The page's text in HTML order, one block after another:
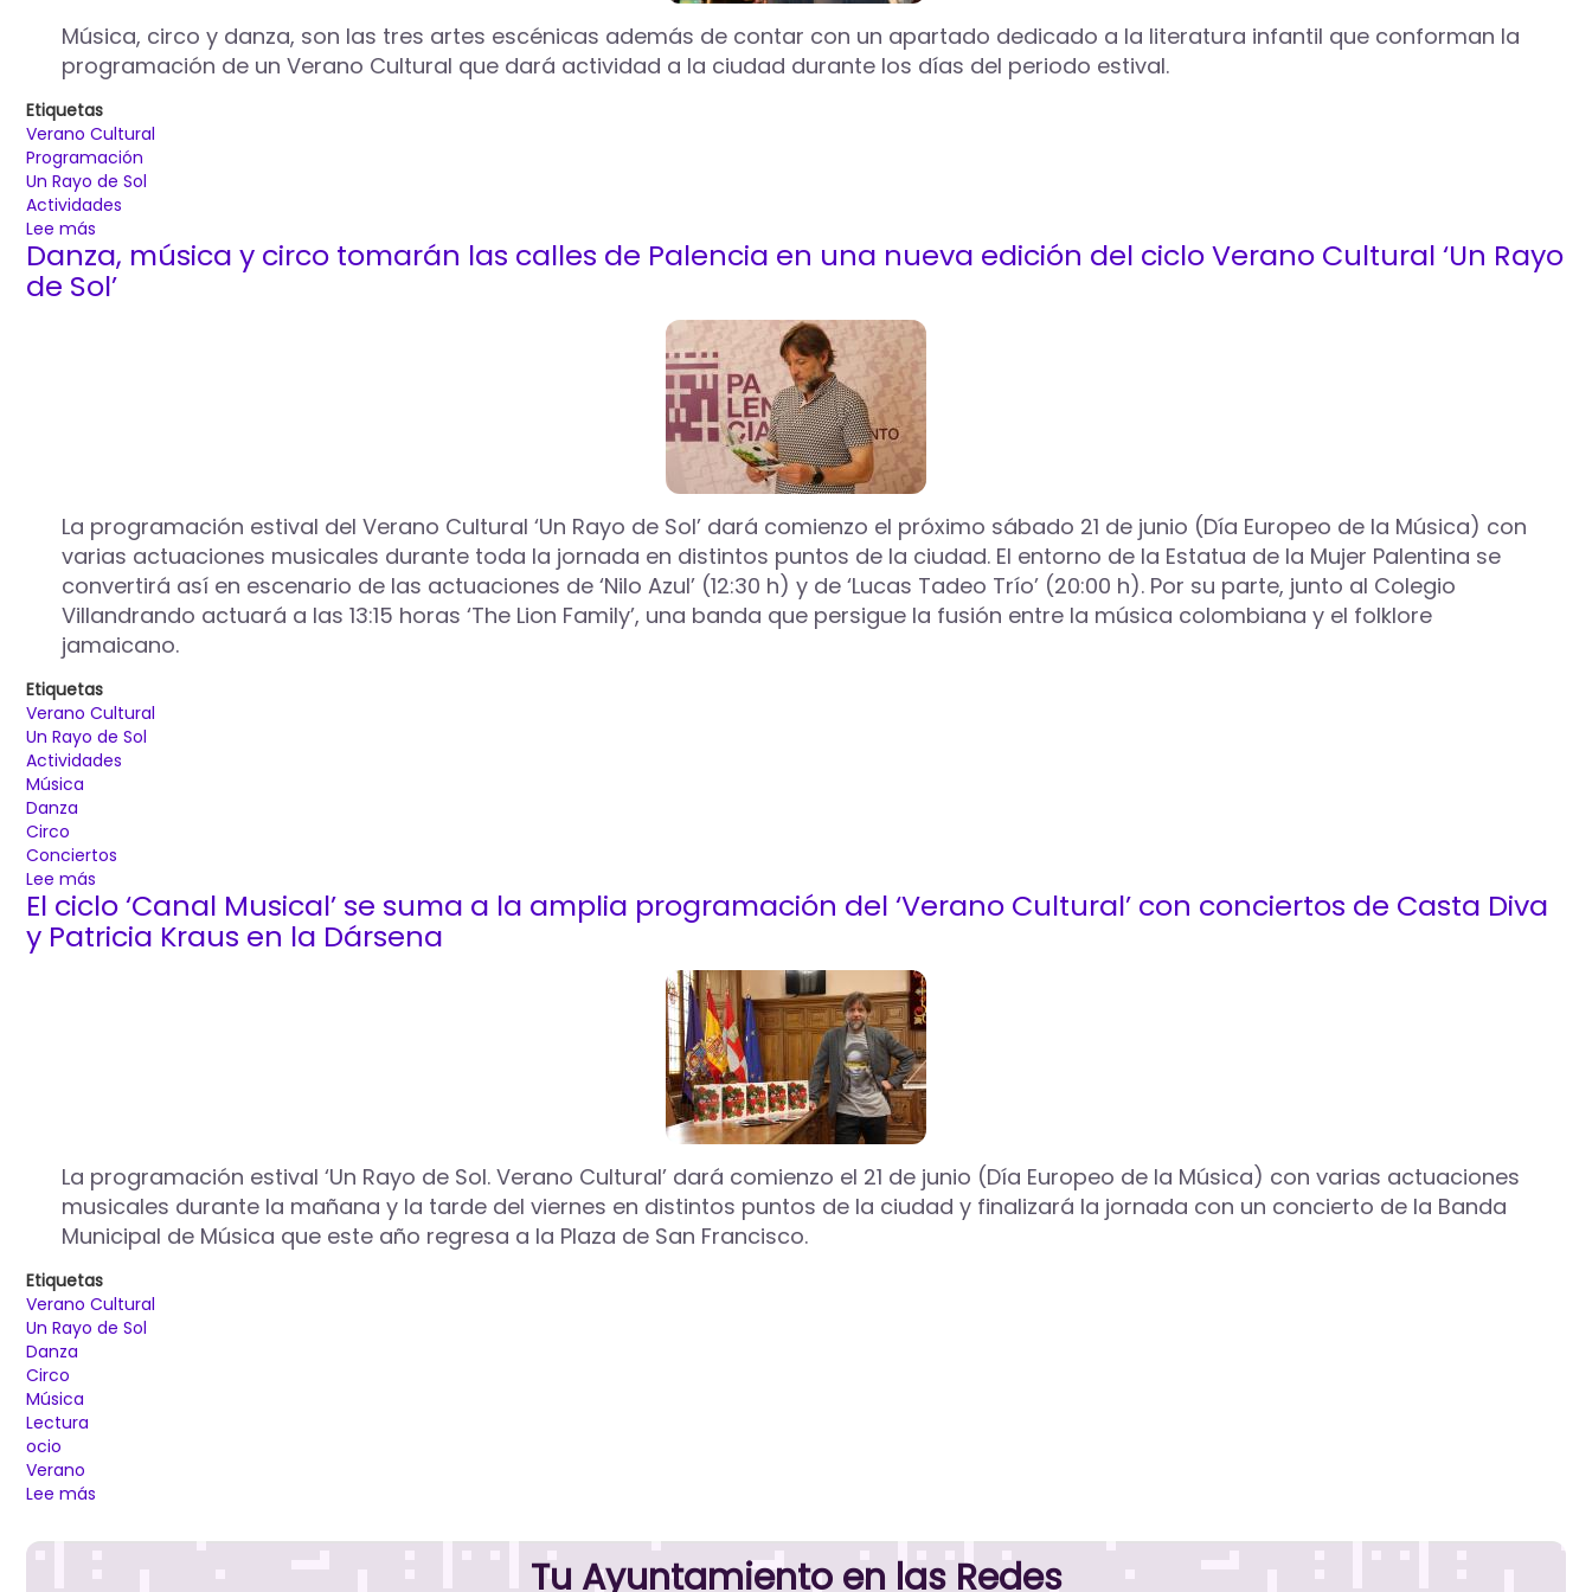
Música, circo y danza, son las tres artes escénicas además de contar con un apartado dedicado a la literatura infantil que conforman la
programación de un Verano Cultural que dará actividad a la ciudad durante los días del periodo estival.
Etiquetas
Verano Cultural
Programación
Un Rayo de Sol
Actividades
Lee más
La
música,
el
en
una
nueva
edición
del
ciclo
Cultural
‘Un
Rayo
de
Danza, música y circo tomarán las calles de Palencia en una nueva edición del ciclo Verano Cultural ‘Un Rayo
de Sol’
La programación estival del Verano Cultural ‘Un Rayo de Sol’ dará comienzo el próximo sábado 21 de junio (Día Europeo de la Música) con
varias actuaciones musicales durante toda la jornada en distintos puntos de la ciudad. El entorno de la Estatua de la Mujer Palentina se
convertirá así en escenario de las actuaciones de ‘Nilo Azul’ (12:30 h) y de ‘Lucas Tadeo Trío’ (20:00 h). Por su parte, junto al Colegio
Villandrando actuará a las 13:15 horas ‘The Lion Family’, una banda que persigue la fusión entre la música colombiana y el folklore
jamaicano.
Etiquetas
Verano Cultural
Un Rayo de Sol
Actividades
Música
Danza
Circo
Conciertos
Lee más
Danza,
música
y
edición
del
ciclo
Verano
Cultural
‘Un
Rayo
El ciclo ‘Canal Musical’ se suma a la amplia programación del ‘Verano Cultural’ con conciertos de Casta Diva
y Patricia Kraus en la Dársena
La programación estival ‘Un Rayo de Sol. Verano Cultural’ dará comienzo el 21 de junio (Día Europeo de la Música) con varias actuaciones
musicales durante la mañana y la tarde del viernes en distintos puntos de la ciudad y finalizará la jornada con un concierto de la Banda
Municipal de Música que este año regresa a la Plaza de San Francisco.
Etiquetas
Verano Cultural
Un Rayo de Sol
Danza
Circo
Música
Lectura
ocio
Verano
Lee más
ciclo
Tu Ayuntamiento en las Redes